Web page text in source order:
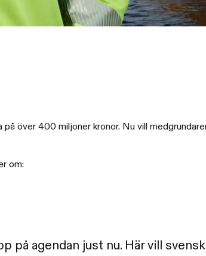
över 400 miljoner kronor. Nu vill
om:
på agendan just nu. Här vill